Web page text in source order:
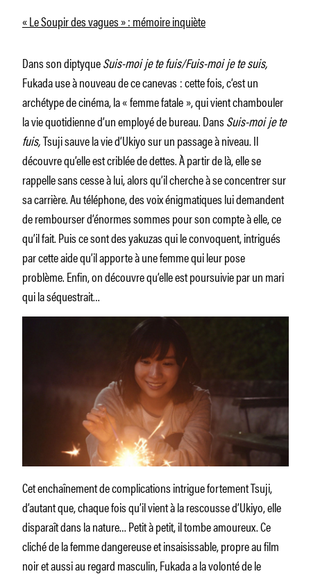
« Le Soupir des vagues » : mémoire inquiète
Dans son diptyqueSuis-moi je te fuis/Fuis-moi je te suis,
Fukada use à nouveau de ce canevas : cette fois, c’est un
archétype de cinéma, la « femme fatale », qui vient chambouler
la vie quotidienne d’un employé de bureau. DansSuis-moi je te
fuis,Tsuji sauve la vie d’Ukiyo sur un passage à niveau. Il
découvre qu’elle est criblée de dettes. À partir de là, elle se
rappelle sans cesse à lui, alors qu’il cherche à se concentrer sur
sa carrière. Au téléphone, des voix énigmatiques lui demandent
de rembourser d’énormes sommes pour son compte à elle, ce
qu’il fait. Puis ce sont des yakuzas qui le convoquent, intrigués
par cette aide qu’il apporte à une femme qui leur pose
problème. Enfin, on découvre qu’elle est poursuivie par un mari
qui la séquestrait…
Cet enchaînement de complications intrigue fortement Tsuji,
d’autant que, chaque fois qu’il vient à la rescousse d’Ukiyo, elle
disparaît dans la nature… Petit à petit, il tombe amoureux. Ce
cliché de la femme dangereuse et insaisissable, propre au film
noir et aussi au regard masculin, Fukada a la volonté de le